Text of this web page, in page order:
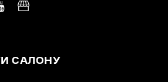
business
САЛОНУ